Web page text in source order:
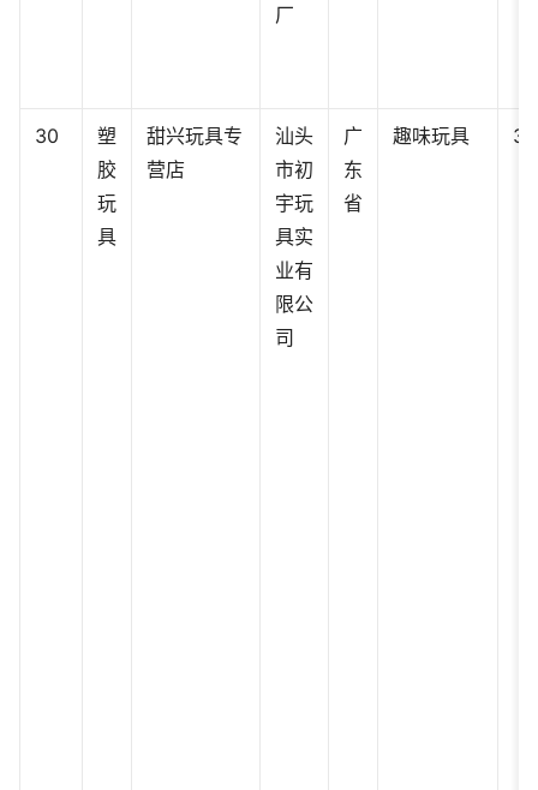
厂
30
塑
胶
玩
具
甜兴玩具专
营店
汕头
市初
宇玩
具实
业有
限公
司
广
东
省
趣味玩具